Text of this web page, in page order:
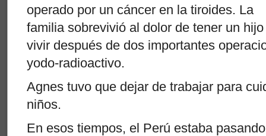
operado por un cáncer en la tiroides. La
familia sobrevivió al dolor de tener un
vivir después de dos importantes
yodo-radioactivo.
Agnes tuvo que dejar de trabajar para
niños.
En esos tiempos, el Perú estaba